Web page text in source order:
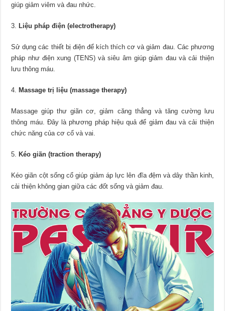
giúp giảm viêm và đau nhức.
Liệu pháp điện (electrotherapy)
Sử dụng các thiết bị điện để kích thích cơ và giảm đau. Các phương
pháp như điện xung (TENS) và siêu âm giúp giảm đau và cải thiện
lưu thông máu.
Massage trị liệu (massage therapy)
Massage giúp thư giãn cơ, giảm căng thẳng và tăng cường lưu
thông máu. Đây là phương pháp hiệu quả để giảm đau và cải thiện
chức năng của cơ cổ và vai.
Kéo giãn (traction therapy)
Kéo giãn cột sống cổ giúp giảm áp lực lên đĩa đệm và dây thần kinh,
cải thiện không gian giữa các đốt sống và giảm đau.